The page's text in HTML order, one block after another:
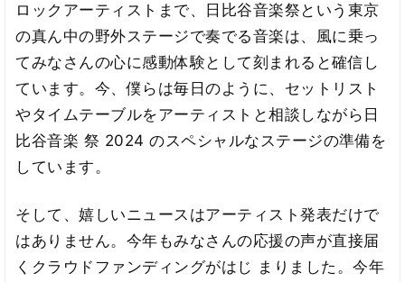
ロックアーティストまで、日比谷音楽祭という東京
の真ん中の野外ステージで奏でる音楽は、風に乗っ
てみなさんの心に感動体験として刻まれると確信し
ています。今、僕らは毎日のように、セットリスト
やタイムテーブルをアーティストと相談しながら日
比谷音楽 祭 2024 のスペシャルなステージの準備を
しています。
そして、嬉しいニュースはアーティスト発表だけで
はありません。今年もみなさんの応援の声が直接届
くクラウドファンディングがはじ まりました。今年